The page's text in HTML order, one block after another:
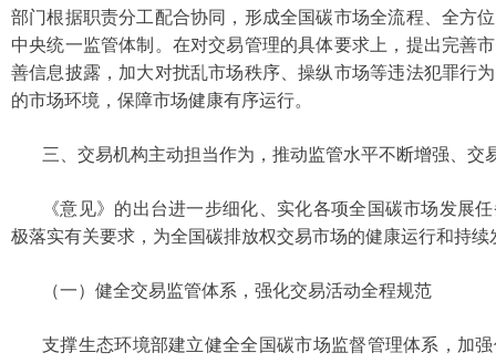
部门根据职责分工配合协同，形成全国碳市场全流程、全方
中央统一监管体制。在对交易管理的具体要求上，提出完善
善信息披露，加大对扰乱市场秩序、操纵市场等违法犯罪行
的市场环境，保障市场健康有序运行。
三、交易机构主动担当作为，推动监管水平不断增强、交
《意见》的出台进一步细化、实化各项全国碳市场发展
极落实有关要求，为全国碳排放权交易市场的健康运行和持续
（一）健全交易监管体系，强化交易活动全程规范
支撑生态环境部建立健全全国碳市场监督管理体系，加